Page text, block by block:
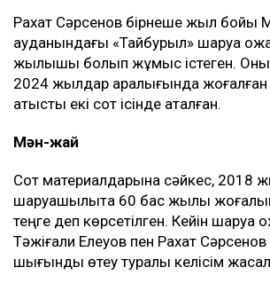
Рахат Сәрсенов бірнеше жыл бойы
ауданындағы «Тайбурыл» шаруа
жылқышы болып жұмыс істеген.
2024 жылдар аралығында жоғалған
қатысты екі сот ісінде аталған.
Мән-жай
Сот материалдарына сәйкес, 2018
шаруашылықта 60 бас жылқы
теңге деп көрсетілген. Кейін шаруа
Тәжіғали Елеуов пен Рахат
шығынды өтеу туралы келісім